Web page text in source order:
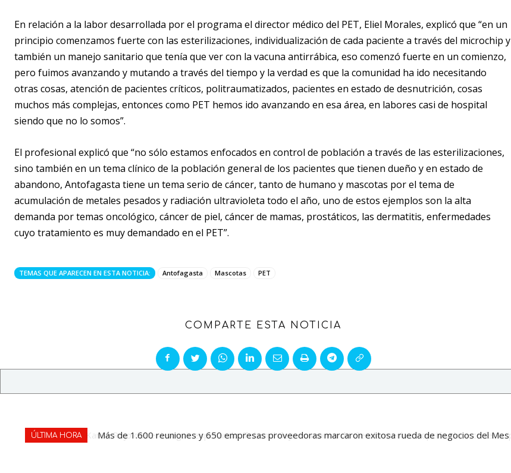
En relación a la labor desarrollada por el programa el director médico del PET, Eliel Morales, explicó que “en un
principio comenzamos fuerte con las esterilizaciones, individualización de cada paciente a través del microchip y
también un manejo sanitario que tenía que ver con la vacuna antirrábica, eso comenzó fuerte en un comienzo,
pero fuimos avanzando y mutando a través del tiempo y la verdad es que la comunidad ha ido necesitando
otras cosas, atención de pacientes críticos, politraumatizados, pacientes en estado de desnutrición, cosas
muchos más complejas, entonces como PET hemos ido avanzando en esa área, en labores casi de hospital
siendo que no lo somos”.
El profesional explicó que “no sólo estamos enfocados en control de población a través de las esterilizaciones,
sino también en un tema clínico de la población general de los pacientes que tienen dueño y en estado de
abandono, Antofagasta tiene un tema serio de cáncer, tanto de humano y mascotas por el tema de
acumulación de metales pesados y radiación ultravioleta todo el año, uno de estos ejemplos son la alta
demanda por temas oncológico, cáncer de piel, cáncer de mamas, prostáticos, las dermatitis, enfermedades
cuyo tratamiento es muy demandado en el PET”.
TEMAS QUE APARECEN EN ESTA NOTICIA: Antofagasta Mascotas PET
COMPARTE ESTA NOTICIA